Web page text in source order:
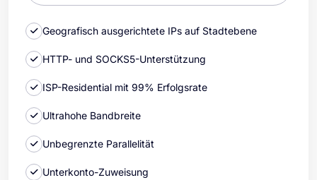
Geografisch ausgerichtete IPs auf Stadtebene
HTTP- und SOCKS5-Unterstützung
ISP-Residential mit 99% Erfolgsrate
Ultrahohe Bandbreite
Unbegrenzte Parallelität
Unterkonto-Zuweisung